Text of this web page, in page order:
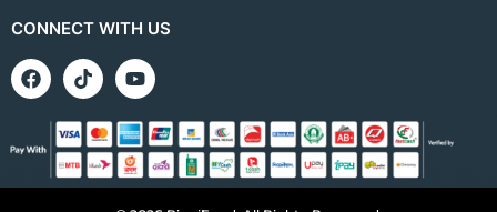
CONNECT WITH US